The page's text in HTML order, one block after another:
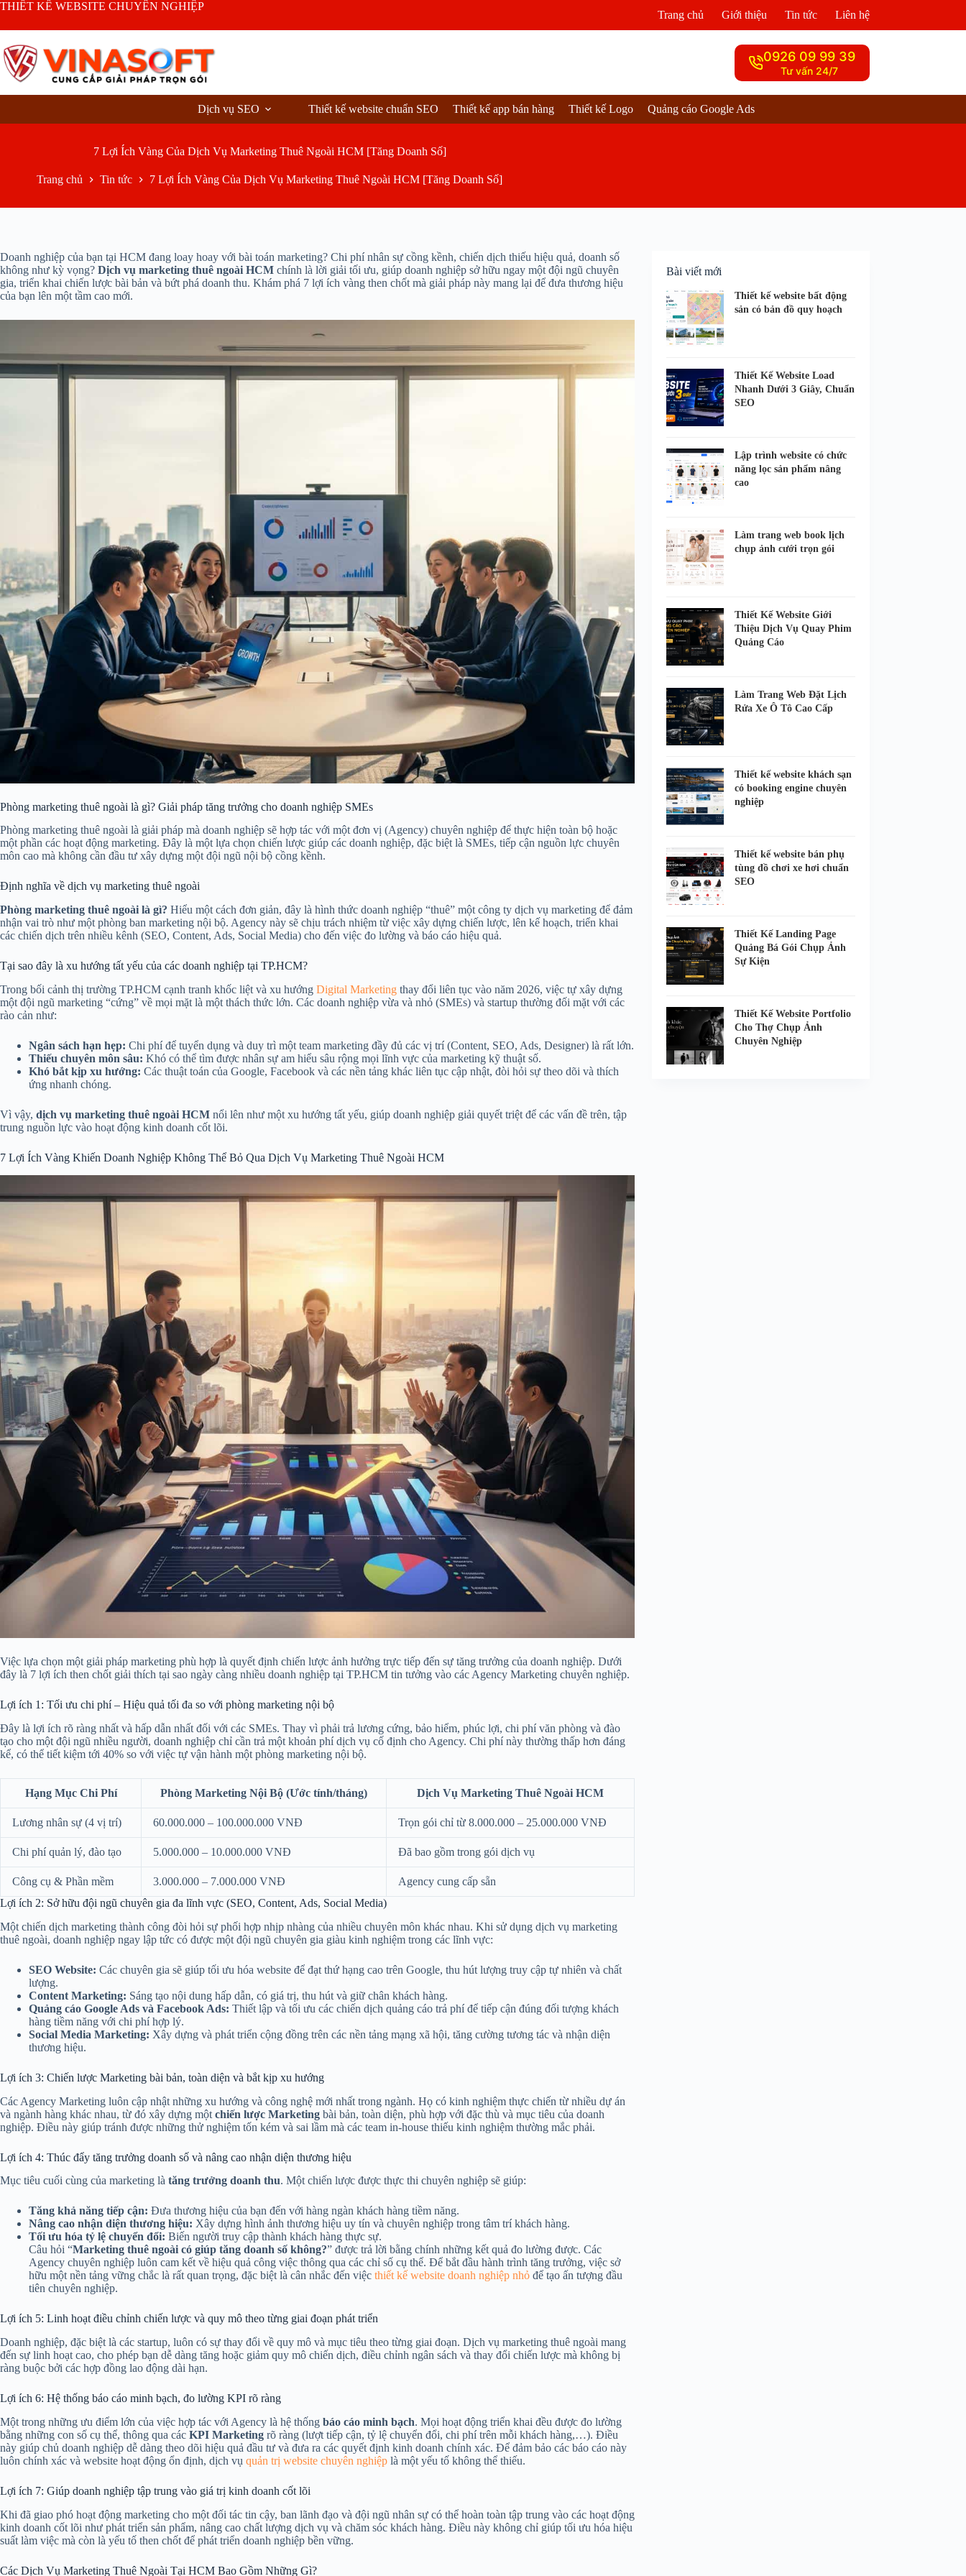
Chuyển
phần
nội
dung
THIẾT KẾ WEBSITE CHUYÊN NGHIỆP
Trang chủ Giới thiệu Tin tức Liên hệ
0926 09 99 39
Tư vấn 24/7
Dịch vụ SEO Thiết kế website chuẩn SEO Thiết kế app bán hàng Thiết kế Logo Quảng cáo Google Ads
7 Lợi Ích Vàng Của Dịch Vụ Marketing Thuê Ngoài HCM [Tăng Doanh Số]
Trang chủ Tin tức 7 Lợi Ích Vàng Của Dịch Vụ Marketing Thuê Ngoài HCM [Tăng Doanh Số]
Doanh nghiệp của bạn tại HCM đang loay hoay với bài toán marketing? Chi phí nhân sự cồng kềnh, chiến dịch thiếu hiệu quả, doanh số
không như kỳ vọng? Dịch vụ marketing thuê ngoài HCM chính là lời giải tối ưu, giúp doanh nghiệp sở hữu ngay một đội ngũ chuyên
gia, triển khai chiến lược bài bản và bứt phá doanh thu. Khám phá 7 lợi ích vàng then chốt mà giải pháp này mang lại để đưa thương hiệu
của bạn lên một tầm cao mới.
Phòng marketing thuê ngoài là gì? Giải pháp tăng trưởng cho doanh nghiệp SMEs
Phòng marketing thuê ngoài là giải pháp mà doanh nghiệp sẽ hợp tác với một đơn vị (Agency) chuyên nghiệp để thực hiện toàn bộ hoặc
một phần các hoạt động marketing. Đây là một lựa chọn chiến lược giúp các doanh nghiệp, đặc biệt là SMEs, tiếp cận nguồn lực chuyên
môn cao mà không cần đầu tư xây dựng một đội ngũ nội bộ cồng kềnh.
Định nghĩa về dịch vụ marketing thuê ngoài
Phòng marketing thuê ngoài là gì? Hiểu một cách đơn giản, đây là hình thức doanh nghiệp “thuê” một công ty dịch vụ marketing để đảm
nhận vai trò như một phòng ban marketing nội bộ. Agency này sẽ chịu trách nhiệm từ việc xây dựng chiến lược, lên kế hoạch, triển khai
các chiến dịch trên nhiều kênh (SEO, Content, Ads, Social Media) cho đến việc đo lường và báo cáo hiệu quả.
Tại sao đây là xu hướng tất yếu của các doanh nghiệp tại TP.HCM?
Trong bối cảnh thị trường TP.HCM cạnh tranh khốc liệt và xu hướng Digital Marketing thay đổi liên tục vào năm 2026, việc tự xây dựng
một đội ngũ marketing “cứng” về mọi mặt là một thách thức lớn. Các doanh nghiệp vừa và nhỏ (SMEs) và startup thường đối mặt với các
rào cản như:
Ngân sách hạn hẹp: Chi phí để tuyển dụng và duy trì một team marketing đầy đủ các vị trí (Content, SEO, Ads, Designer) là rất lớn.
Thiếu chuyên môn sâu: Khó có thể tìm được nhân sự am hiểu sâu rộng mọi lĩnh vực của marketing kỹ thuật số.
Khó bắt kịp xu hướng: Các thuật toán của Google, Facebook và các nền tảng khác liên tục cập nhật, đòi hỏi sự theo dõi và thích
ứng nhanh chóng.
Vì vậy, dịch vụ marketing thuê ngoài HCM nổi lên như một xu hướng tất yếu, giúp doanh nghiệp giải quyết triệt để các vấn đề trên, tập
trung nguồn lực vào hoạt động kinh doanh cốt lõi.
7 Lợi Ích Vàng Khiến Doanh Nghiệp Không Thể Bỏ Qua Dịch Vụ Marketing Thuê Ngoài HCM
Việc lựa chọn một giải pháp marketing phù hợp là quyết định chiến lược ảnh hưởng trực tiếp đến sự tăng trưởng của doanh nghiệp. Dưới
đây là 7 lợi ích then chốt giải thích tại sao ngày càng nhiều doanh nghiệp tại TP.HCM tin tưởng vào các Agency Marketing chuyên nghiệp.
Lợi ích 1: Tối ưu chi phí – Hiệu quả tối đa so với phòng marketing nội bộ
Đây là lợi ích rõ ràng nhất và hấp dẫn nhất đối với các SMEs. Thay vì phải trả lương cứng, bảo hiểm, phúc lợi, chi phí văn phòng và đào
tạo cho một đội ngũ nhiều người, doanh nghiệp chỉ cần trả một khoản phí dịch vụ cố định cho Agency. Chi phí này thường thấp hơn đáng
kể, có thể tiết kiệm tới 40% so với việc tự vận hành một phòng marketing nội bộ.
Hạng Mục Chi Phí Phòng Marketing Nội Bộ (Ước tính/tháng) Dịch Vụ Marketing Thuê Ngoài HCM
Lương nhân sự (4 vị trí) 60.000.000 – 100.000.000 VNĐ Trọn gói chỉ từ 8.000.000 – 25.000.000 VNĐ
Chi phí quản lý, đào tạo 5.000.000 – 10.000.000 VNĐ Đã bao gồm trong gói dịch vụ
Công cụ & Phần mềm 3.000.000 – 7.000.000 VNĐ
Agency cung cấp sẵn
Lợi ích 2: Sở hữu đội ngũ chuyên gia đa lĩnh vực (SEO, Content, Ads, Social Media)
Một chiến dịch marketing thành công đòi hỏi sự phối hợp nhịp nhàng của nhiều chuyên môn khác nhau. Khi sử dụng dịch vụ marketing
thuê ngoài, doanh nghiệp ngay lập tức có được một đội ngũ chuyên gia giàu kinh nghiệm trong các lĩnh vực:
SEO Website: Các chuyên gia sẽ giúp tối ưu hóa website để đạt thứ hạng cao trên Google, thu hút lượng truy cập tự nhiên và chất
lượng.
Content Marketing: Sáng tạo nội dung hấp dẫn, có giá trị, thu hút và giữ chân khách hàng.
Quảng cáo Google Ads và Facebook Ads: Thiết lập và tối ưu các chiến dịch quảng cáo trả phí để tiếp cận đúng đối tượng khách
hàng tiềm năng với chi phí hợp lý.
Social Media Marketing: Xây dựng và phát triển cộng đồng trên các nền tảng mạng xã hội, tăng cường tương tác và nhận diện
thương hiệu.
Lợi ích 3: Chiến lược Marketing bài bản, toàn diện và bắt kịp xu hướng
Các Agency Marketing luôn cập nhật những xu hướng và công nghệ mới nhất trong ngành. Họ có kinh nghiệm thực chiến từ nhiều dự án
và ngành hàng khác nhau, từ đó xây dựng một chiến lược Marketing bài bản, toàn diện, phù hợp với đặc thù và mục tiêu của doanh
nghiệp. Điều này giúp tránh được những thử nghiệm tốn kém và sai lầm mà các team in-house thiếu kinh nghiệm thường mắc phải.
Lợi ích 4: Thúc đẩy tăng trưởng doanh số và nâng cao nhận diện thương hiệu
Mục tiêu cuối cùng của marketing là tăng trưởng doanh thu. Một chiến lược được thực thi chuyên nghiệp sẽ giúp:
Tăng khả năng tiếp cận: Đưa thương hiệu của bạn đến với hàng ngàn khách hàng tiềm năng.
Nâng cao nhận diện thương hiệu: Xây dựng hình ảnh thương hiệu uy tín và chuyên nghiệp trong tâm trí khách hàng.
Tối ưu hóa tỷ lệ chuyển đổi: Biến người truy cập thành khách hàng thực sự.
Câu hỏi “Marketing thuê ngoài có giúp tăng doanh số không?” được trả lời bằng chính những kết quả đo lường được. Các
Agency chuyên nghiệp luôn cam kết về hiệu quả công việc thông qua các chỉ số cụ thể. Để bắt đầu hành trình tăng trưởng, việc sở
hữu một nền tảng vững chắc là rất quan trọng, đặc biệt là cân nhắc đến việc thiết kế website doanh nghiệp nhỏ để tạo ấn tượng đầu
tiên chuyên nghiệp.
Lợi ích 5: Linh hoạt điều chỉnh chiến lược và quy mô theo từng giai đoạn phát triển
Doanh nghiệp, đặc biệt là các startup, luôn có sự thay đổi về quy mô và mục tiêu theo từng giai đoạn. Dịch vụ marketing thuê ngoài mang
đến sự linh hoạt cao, cho phép bạn dễ dàng tăng hoặc giảm quy mô chiến dịch, điều chỉnh ngân sách và thay đổi chiến lược mà không bị
ràng buộc bởi các hợp đồng lao động dài hạn.
Lợi ích 6: Hệ thống báo cáo minh bạch, đo lường KPI rõ ràng
Một trong những ưu điểm lớn của việc hợp tác với Agency là hệ thống báo cáo minh bạch. Mọi hoạt động triển khai đều được đo lường
bằng những con số cụ thể, thông qua các KPI Marketing rõ ràng (lượt tiếp cận, tỷ lệ chuyển đổi, chi phí trên mỗi khách hàng,…). Điều
này giúp chủ doanh nghiệp dễ dàng theo dõi hiệu quả đầu tư và đưa ra các quyết định kinh doanh chính xác. Để đảm bảo các báo cáo này
luôn chính xác và website hoạt động ổn định, dịch vụ quản trị website chuyên nghiệp là một yếu tố không thể thiếu.
Lợi ích 7: Giúp doanh nghiệp tập trung vào giá trị kinh doanh cốt lõi
Khi đã giao phó hoạt động marketing cho một đối tác tin cậy, ban lãnh đạo và đội ngũ nhân sự có thể hoàn toàn tập trung vào các hoạt động
kinh doanh cốt lõi như phát triển sản phẩm, nâng cao chất lượng dịch vụ và chăm sóc khách hàng. Điều này không chỉ giúp tối ưu hóa hiệu
suất làm việc mà còn là yếu tố then chốt để phát triển doanh nghiệp bền vững.
Các Dịch Vụ Marketing Thuê Ngoài Tại HCM Bao Gồm Những Gì?
Bài viết mới
Thiết kế website bất động
sản có bản đồ quy hoạch
Thiết Kế Website Load
Nhanh Dưới 3 Giây, Chuẩn
SEO
Lập trình website có chức
năng lọc sản phẩm nâng
cao
Làm trang web book lịch
chụp ảnh cưới trọn gói
Thiết Kế Website Giới
Thiệu Dịch Vụ Quay Phim
Quảng Cáo
Làm Trang Web Đặt Lịch
Rửa Xe Ô Tô Cao Cấp
Thiết kế website khách sạn
có booking engine chuyên
nghiệp
Thiết kế website bán phụ
tùng đồ chơi xe hơi chuẩn
SEO
Thiết Kế Landing Page
Quảng Bá Gói Chụp Ảnh
Sự Kiện
Thiết Kế Website Portfolio
Cho Thợ Chụp Ảnh
Chuyên Nghiệp